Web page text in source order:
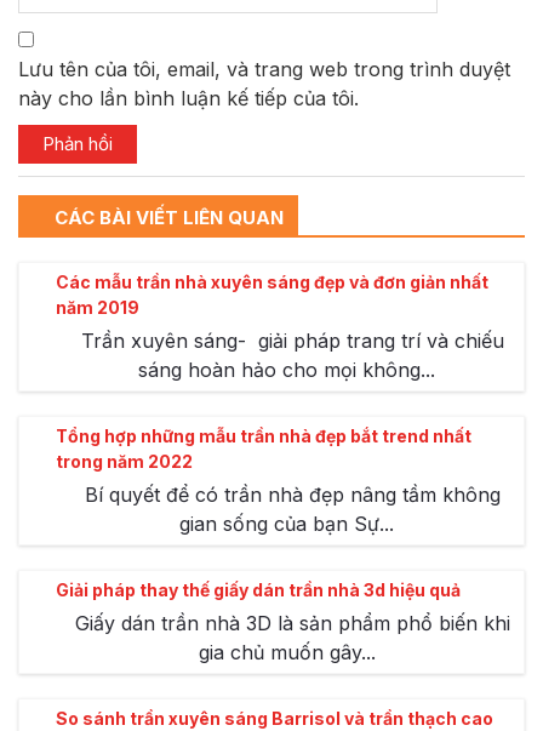
Lưu tên của tôi, email, và trang web trong trình duyệt
này cho lần bình luận kế tiếp của tôi.
CÁC BÀI VIẾT LIÊN QUAN
Các mẫu trần nhà xuyên sáng đẹp và đơn giản nhất
năm 2019
Trần xuyên sáng- giải pháp trang trí và chiếu
sáng hoàn hảo cho mọi không...
Tổng hợp những mẫu trần nhà đẹp bắt trend nhất
trong năm 2022
Bí quyết để có trần nhà đẹp nâng tầm không
gian sống của bạn Sự...
Giải pháp thay thế giấy dán trần nhà 3d hiệu quả
Giấy dán trần nhà 3D là sản phẩm phổ biến khi
gia chủ muốn gây...
So sánh trần xuyên sáng Barrisol và trần thạch cao